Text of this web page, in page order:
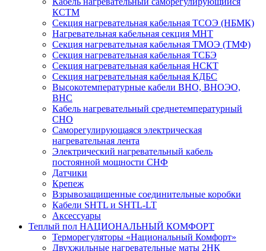
КСТМ
Секция нагревательная кабельная ТСОЭ (НБМК)
Нагревательная кабельная секция МНТ
Секция нагревательная кабельная ТМОЭ (ТМФ)
Секция нагревательная кабельная ТСБЭ
Секция нагревательная кабельная НСКТ
Секция нагревательная кабельная КДБС
Высокотемпературные кабели ВНО, ВНОЭО,
ВНС
Кабель нагревательный среднетемпературный
СНО
Саморегулирующаяся электрическая
нагревательная лента
Электрический нагревательный кабель
постоянной мощности СНФ
Датчики
Крепеж
Взрывозащищенные соединительные коробки
Кабели SHTL и SHTL-LT
Аксессуары
Теплый пол НАЦИОНАЛЬНЫЙ КОМФОРТ
Терморегуляторы «Национальный Комфорт»
Двухжильные нагревательные маты 2НК